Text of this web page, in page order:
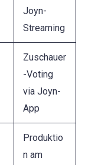
Joyn-
Streaming
Zuschauer
-Voting
via Joyn-
App
Produktio
n am